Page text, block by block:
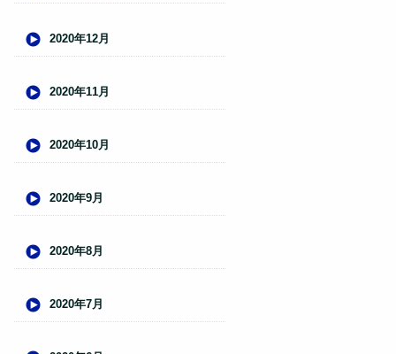
2020年12月
2020年11月
2020年10月
2020年9月
2020年8月
2020年7月